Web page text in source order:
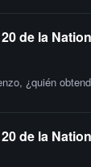
de la
¿quién
de la